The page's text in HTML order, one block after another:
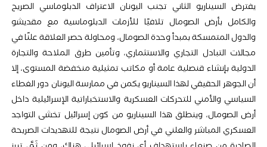
يفترض السيناريو الثاني تجنب اليونان الاعتراف الدبلوماسي الصريح
والكامل بأرض الصومال تلافيًا للأزمات الدبلوماسية مع مقديشو
والدول المتمسكة بمبدأ وحدة الصومال، ومحاولة حصر العلاقة علنًا في
مجالات التبادل التجاري والاستثماري، وتأمين طرق الملاحة والتجارة
الدولية بإنشاء قنصلية عامة أو مكاتب تمثيلية منخفضة المستوى، إلا
أن الجوهر الحقيقي لهذا السيناريو يكمن في ممارسة اليونان دور الغطاء
السياسي والأمني للتحركات العسكرية والاستخباراتية الإسرائيلية داخل
أرض الصومال، وينطلق هذا السيناريو من كون إسرائيل تخشى التواجد
العسكري المباشر والعلني في أرض الصومال نتيجة للتهديدات الصريحة